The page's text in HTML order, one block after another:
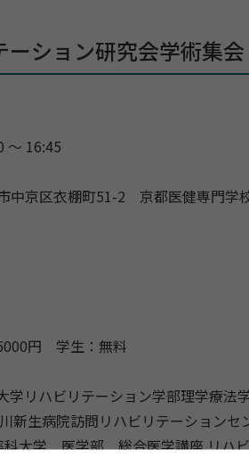
ション研究会学術集会
16:45
中京区衣棚町51-2 京都医健専門学
円 学生：無料
リハビリテーション学部理学療法学
新生病院訪問リハビリテーションセ
科大学 医学部 総合医学講座 リハ